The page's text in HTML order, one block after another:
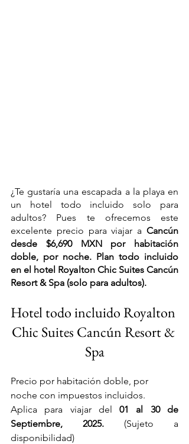
¿Te gustaría una escapada a la playa en
un hotel todo incluido solo para
adultos? Pues te ofrecemos este
excelente precio para viajar a Cancún
desde $6,690 MXN por habitación
doble, por noche. Plan todo incluido
en el hotel Royalton Chic Suites Cancún
Resort & Spa (solo para adultos).
Hotel todo incluido Royalton
Chic Suites Cancún Resort &
Spa
Precio por habitación doble, por
noche con impuestos incluidos.
Aplica para viajar del 01 al 30 de
Septiembre, 2025. (Sujeto a
disponibilidad)